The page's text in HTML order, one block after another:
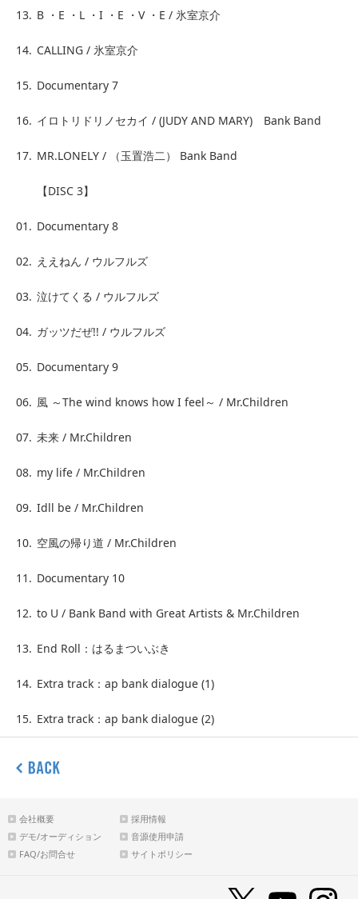
13. B ・E ・L ・I ・E ・V ・E / 氷室京介
14. CALLING / 氷室京介
15. Documentary 7
16. イロトリドリノセカイ / (JUDY AND MARY) Bank Band
17. MR.LONELY / （玉置浩二） Bank Band
【DISC 3】
01. Documentary 8
02. ええねん / ウルフルズ
03. 泣けてくる / ウルフルズ
04. ガッツだぜ!! / ウルフルズ
05. Documentary 9
06. 風 ～The wind knows how I feel～ / Mr.Children
07. 未来 / Mr.Children
08. my life / Mr.Children
09. Idll be / Mr.Children
10. 空風の帰り道 / Mr.Children
11. Documentary 10
12. to U / Bank Band with Great Artists & Mr.Children
13. End Roll：はるまついぶき
14. Extra track：ap bank dialogue (1)
15. Extra track：ap bank dialogue (2)
会社概要
採用情報
デモ/オーディション
音源使用申請
FAQ/お問合せ
サイトポリシー